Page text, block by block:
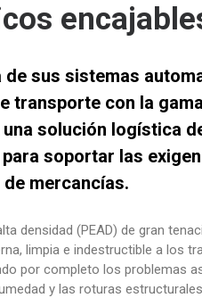
de sus sistemas
transporte con la
una solución logística
soportar las
mercancías.
densidad (PEAD) de gran
limpia e indestructible a los
por completo los problemas
y las roturas